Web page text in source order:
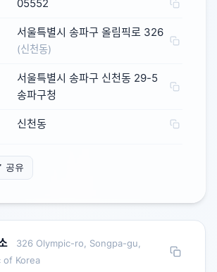
05552
서울특별시 송파구 올림픽로 326
(신천동)
서울특별시 송파구 신천동 29-5
송파구청
신천동
공유
326 Olympic-ro, Songpa-gu,
of Korea